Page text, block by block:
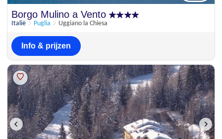
Schitterend
Borgo Mulino a Vento
Italië Puglia Uggiano la Chiesa
Info & prijzen